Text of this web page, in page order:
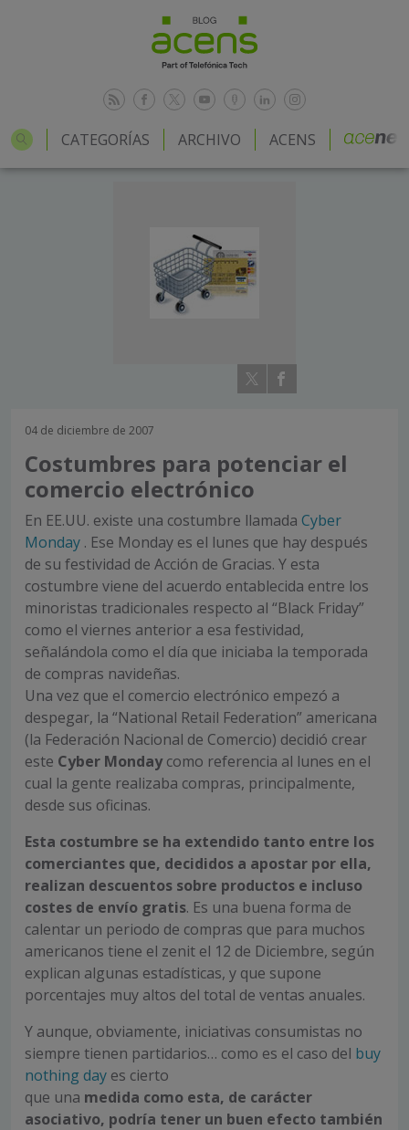
CATEGORÍAS ARCHIVO ACENS
04 de diciembre de 2007
Costumbres para potenciar el
comercio electrónico
En EE.UU. existe una costumbre llamada Cyber
Monday . Ese Monday es el lunes que hay después
de su festividad de Acción de Gracias. Y esta
costumbre viene del acuerdo entablecida entre los
minoristas tradicionales respecto al “Black Friday”
como el viernes anterior a esa festividad,
señalándola como el día que iniciaba la temporada
de compras navideñas.
Una vez que el comercio electrónico empezó a
despegar, la “National Retail Federation” americana
(la Federación Nacional de Comercio) decidió crear
este Cyber Mondaycomo referencia al lunes en el
cual la gente realizaba compras, principalmente,
desde sus oficinas.
Esta costumbre se ha extendido tanto entre los
comerciantes que, decididos a apostar por ella,
realizan descuentos sobre productos e incluso
costes de envío gratis. Es una buena forma de
calentar un periodo de compras que para muchos
americanos tiene el zenit el 12 de Diciembre, según
explican algunas estadísticas, y que supone
porcentajes muy altos del total de ventas anuales.
Y aunque, obviamente, iniciativas consumistas no
siempre tienen partidarios… como es el caso del buy
nothing day es cierto
que una medida como esta, de carácter
asociativo, podría tener un buen efecto también